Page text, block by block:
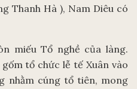
Thanh Hà ), Nam Diêu có
miếu Tổ nghề của làng.
tổ chức lễ tế Xuân vào
nhằm cúng tổ tiên, mong